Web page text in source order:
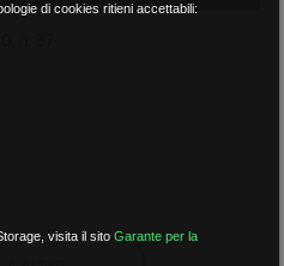
37
di cookies ritieni accettabili:
visita il sitoGarante per la